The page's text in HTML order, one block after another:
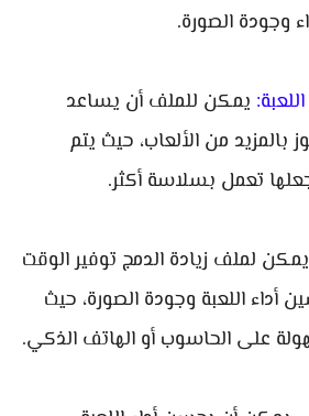
وجودة الصورة.
يمكن للملف أن يساعد
من الألعاب، حيث يتم
تعمل بسلاسة أكثر.
يمكن لملف زيادة الدمج توفير الوقت
أداء اللعبة وجودة الصورة، حيث
على الحاسوب أو الهاتف الذكي.